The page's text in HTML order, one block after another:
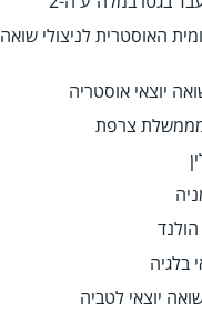
האוסטרית לניצולי שואה
יוצאי אוסטריה
מממשלת צרפת
בלגיה
יוצאי לטביה